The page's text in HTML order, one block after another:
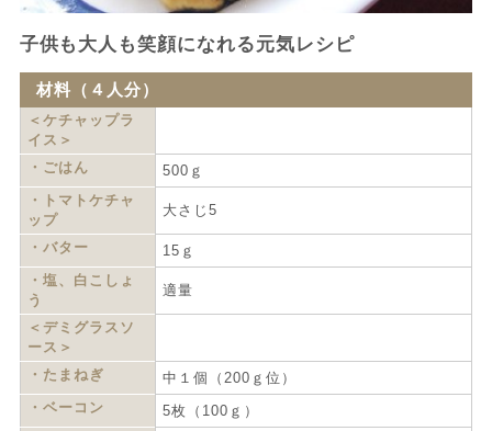
子供も大人も笑顔になれる元気レシピ
材料（４人分）
＜ケチャップラ
イス＞
・ごはん
500ｇ
・トマトケチャ
ップ
大さじ5
・バター
15ｇ
・塩、白こしょ
う
適量
＜デミグラスソ
ース＞
・たまねぎ
中１個（200ｇ位）
・ベーコン
5枚（100ｇ）